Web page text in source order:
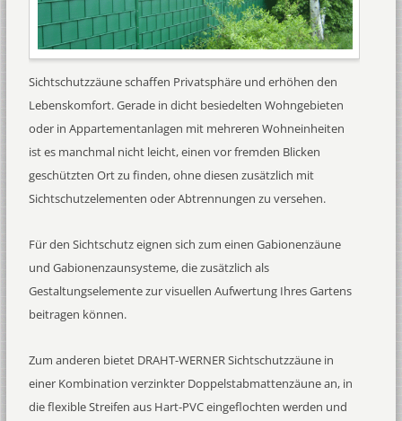
Sichtschutzzäune schaffen Privatsphäre und erhöhen den
Lebenskomfort. Gerade in dicht besiedelten Wohngebieten
oder in Appartementanlagen mit mehreren Wohneinheiten
ist es manchmal nicht leicht, einen vor fremden Blicken
geschützten Ort zu finden, ohne diesen zusätzlich mit
Sichtschutzelementen oder Abtrennungen zu versehen.
Für den Sichtschutz eignen sich zum einen Gabionenzäune
und Gabionenzaunsysteme, die zusätzlich als
Gestaltungselemente zur visuellen Aufwertung Ihres Gartens
beitragen können.
Zum anderen bietet DRAHT-WERNER Sichtschutzzäune in
einer Kombination verzinkter Doppelstabmattenzäune an, in
die flexible Streifen aus Hart-PVC eingeflochten werden und